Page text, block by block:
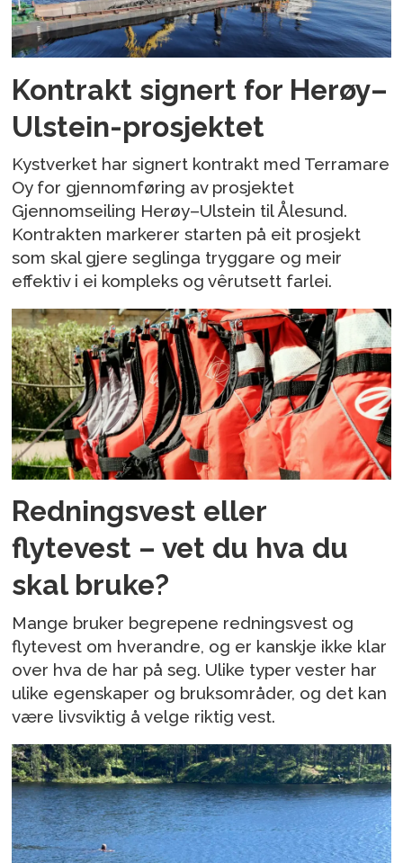
Kontrakt signert for Herøy–
Ulstein-prosjektet
Kystverket har signert kontrakt med Terramare
Oy for gjennomføring av prosjektet
Gjennomseiling Herøy–Ulstein til Ålesund.
Kontrakten markerer starten på eit prosjekt
som skal gjere seglinga tryggare og meir
effektiv i ei kompleks og vêrutsett farlei.
Redningsvest eller
flytevest – vet du hva du
skal bruke?
Mange bruker begrepene redningsvest og
flytevest om hverandre, og er kanskje ikke klar
over hva de har på seg. Ulike typer vester har
ulike egenskaper og bruksområder, og det kan
være livsviktig å velge riktig vest.